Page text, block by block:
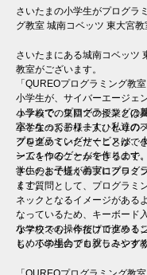
さいたまの小学生がプログラ
グ教室 城南コベッツ 東大宮教
さいたまにある城南コベッツ
教室がございます。
「QUREOプログラミング教
小学生が、サイバーエージェ
ュラムで、プログラミングの
室となっております。私達の
プログラミングサービスは、
ンで１つのゲームを作ります。
小学校での集団での授業とは
小学生のお子様一人ひとりの
グを進めていただくことがで
ームを作ることができるので
学生のお子様が着実にプログ
ます。
さいたまで近くのプログラミ
くご質問として、プログラミ
ネックとなるイメージがある
なっているため、キーボード
なマウスの操作だけで進める
じめての場合でも親しみやす
小学校でも、今後プログラミ
も、小学生のプログラミング